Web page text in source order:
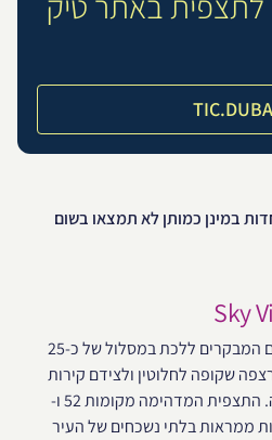
מיוחדות במינן כמותן לא תמצאו בשום
בגובה 219.5 מטרים, מוזמנים המבקרים ללכת במסלול של כ-25
שקופה לחלוטין ולצידם קירות
זכוכית מהרצפה ועד לתקרה. התצפית המדהימה מקומות 52 ו-
ממראות בלתי נשכחים של העיר